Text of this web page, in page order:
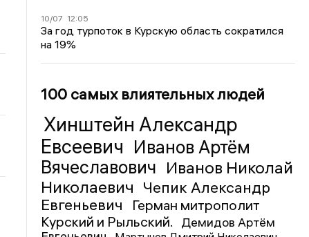
10/07 12:05
За год турпоток в Курскую область сократился
на 19%
100 самых влиятельных людей
Хинштейн Александр
Евсеевич Иванов Артём
Вячеславович Иванов Николай
Николаевич Чепик Александр
Евгеньевич
Герман митрополит
Курский и Рыльский.
Демидов Артём